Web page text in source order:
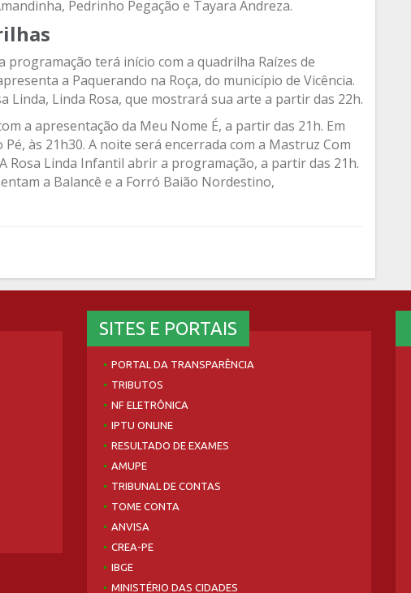
Pedrinho Pegação e Tayara Andreza.
programação terá início com a quadrilha Raízes de
a Paquerando na Roça, do município de Vicência.
Linda, Linda Rosa, que mostrará sua arte a partir das 22h.
a apresentação da Meu Nome É, a partir das 21h. Em
às 21h30. A noite será encerrada com a Mastruz Com
Rosa Linda Infantil abrir a programação, a partir das 21h.
a Balancê e a Forró Baião Nordestino,
SITES E PORTAIS
PORTAL DA TRANSPARÊNCIA
TRIBUTOS
NF ELETRÔNICA
IPTU ONLINE
RESULTADO DE EXAMES
AMUPE
TRIBUNAL DE CONTAS
TOME CONTA
ANVISA
CREA-PE
IBGE
MINISTÉRIO DAS CIDADES